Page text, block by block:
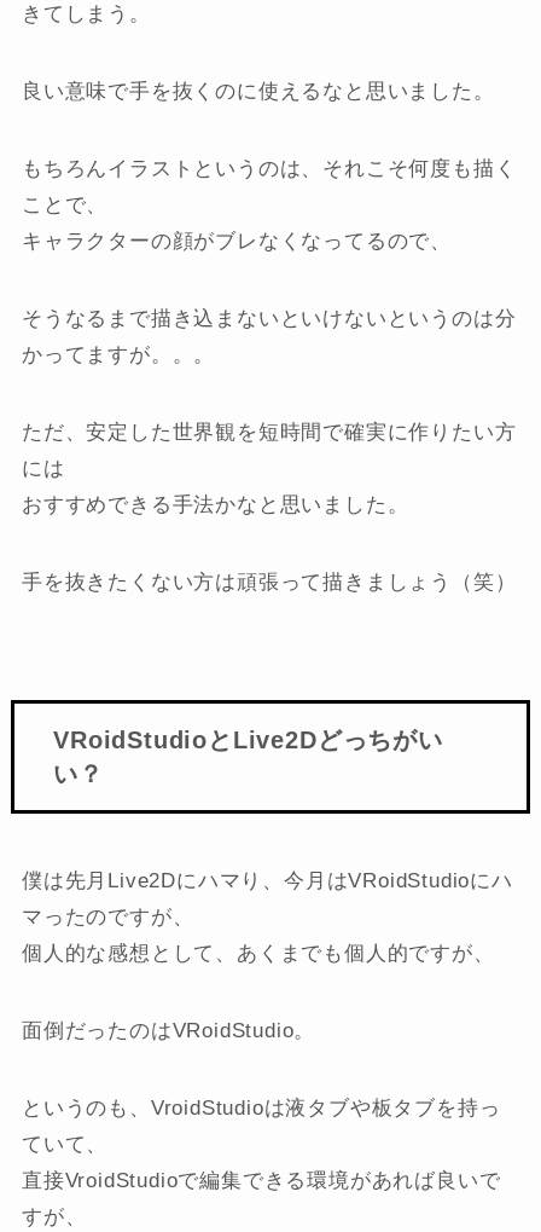
きてしまう。
良い意味で手を抜くのに使えるなと思いました。
もちろんイラストというのは、それこそ何度も描く
ことで、
キャラクターの顔がブレなくなってるので、
そうなるまで描き込まないといけないというのは分
かってますが。。。
ただ、安定した世界観を短時間で確実に作りたい方
には
おすすめできる手法かなと思いました。
手を抜きたくない方は頑張って描きましょう（笑）
VRoidStudioとLive2Dどっちがい
い？
僕は先月Live2Dにハマり、今月はVRoidStudioにハ
マったのですが、
個人的な感想として、あくまでも個人的ですが、
面倒だったのはVRoidStudio。
というのも、VroidStudioは液タブや板タブを持っ
ていて、
直接VroidStudioで編集できる環境があれば良いで
すが、